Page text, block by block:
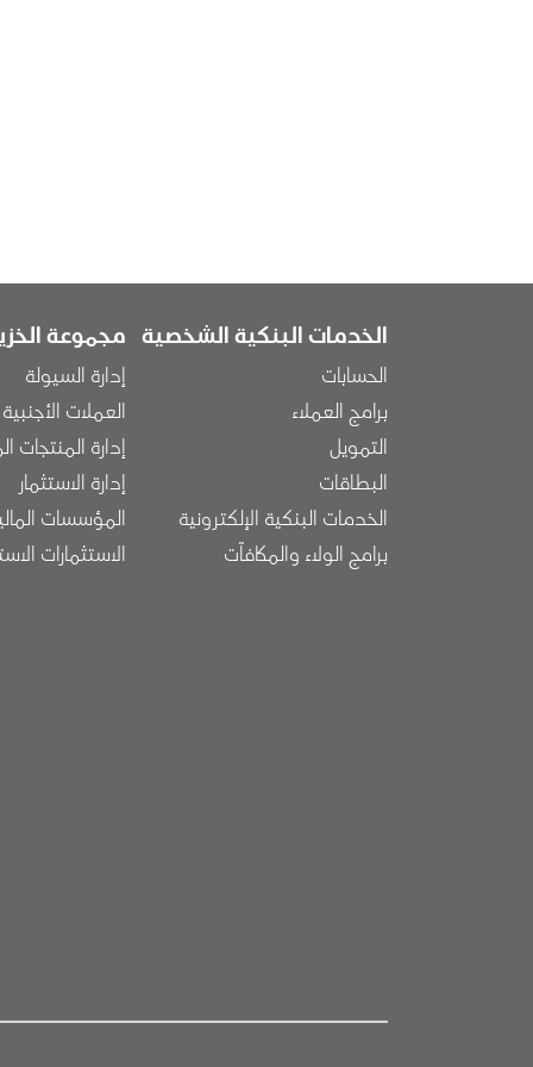
الخدمات البنكية الشخصية
الحسابات
برامج العملاء
التمويل
البطاقات
الخدمات البنكية الإلكترونية
برامج الولاء والمكافآت
مجموعة
إدارة السيولة
العملات الأجنبية
إدارة المنتجات
إدارة الاستثمار
المؤسسات
الاستثمارات